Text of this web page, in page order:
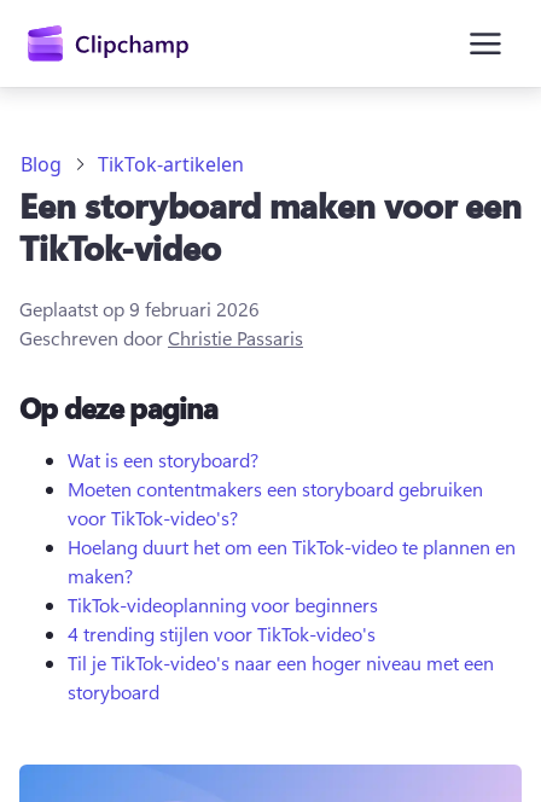
Aanmelden
Gratis uitproberen
Blog TikTok-artikelen
Een storyboard maken voor een
TikTok-video
Geplaatst op9 februari 2026
Geschreven doorChristie Passaris
Op deze pagina
Wat is een storyboard?
Moeten contentmakers een storyboard gebruiken
voor TikTok-video's?
Hoelang duurt het om een TikTok-video te plannen en
maken?
TikTok-videoplanning voor beginners
4 trending stijlen voor TikTok-video's
Til je TikTok-video's naar een hoger niveau met een
storyboard